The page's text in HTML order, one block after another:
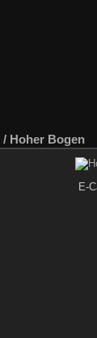
/ Hoher Bogen
E-